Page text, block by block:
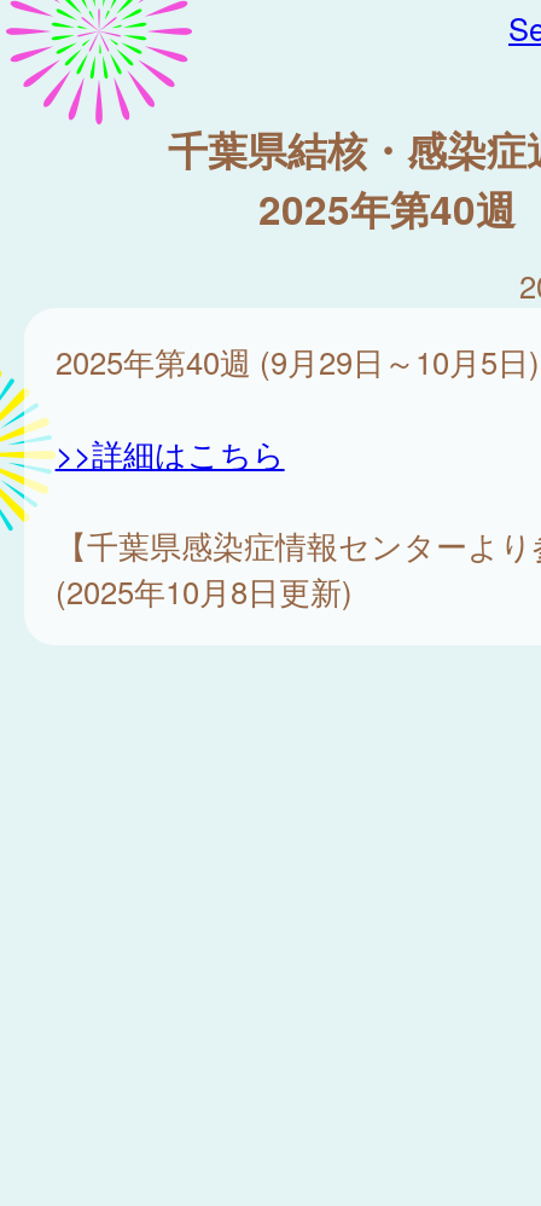
千葉県結核・感染症
2025年第40週
2025年第40週 (9月29日～10月5日)
>>詳細はこちら
【千葉県感染症情報センターよ
(2025年10月8日更新)